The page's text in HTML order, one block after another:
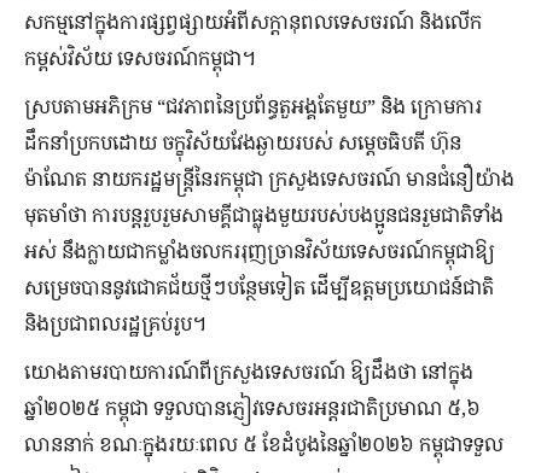
សកម្មនៅក្នុងការផ្សព្វផ្សាយអំពីសក្តានុពលទេសចរណ៍ និងលើក
កម្ពស់វិស័យ ទេសចរណ៍កម្ពុជា។
ស្របតាមអភិក្រម “ជវភាពនៃប្រព័ន្ធតួអង្គតែមួយ” និង ក្រោមការ
ដឹកនាំប្រកបដោយ ចក្ខុវិស័យវែងឆ្ងាយរបស់ សម្តេចធិបតី ហ៊ុន
ម៉ាណែត នាយករដ្ឋមន្ត្រីនៃរកម្ពុជា ក្រសួងទេសចរណ៍ មានជំនឿយ៉ាង
មុតមាំថា ការបន្តរួបរួមសាមគ្គីជាធ្លុងមួយរបស់បងប្អូនជនរួមជាតិទាំង
អស់ នឹងក្លាយជាកម្លាំងចលកររុញច្រានវិស័យទេសចរណ៍កម្ពុជាឱ្យ
សម្រេចបាននូវជោគជ័យថ្មីៗបន្ថែមទៀត ដើម្បីឧត្តមប្រយោជន៍ជាតិ
និងប្រជាពលរដ្ឋគ្រប់រូប។
យោងតាមរបាយការណ៍ពីក្រសួងទេសចរណ៍ ឱ្យដឹងថា នៅក្នុង
ឆ្នាំ២០២៥ កម្ពុជា ទទួលបានភ្ញៀវទេសចរអន្តរជាតិប្រមាណ ៥,៦
លាននាក់ ខណៈក្នុងរយៈពេល ៥ ខែដំបូងនៃឆ្នាំ២០២៦ កម្ពុជាទទួល